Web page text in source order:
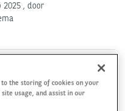
2025
, door
en
BNP Paribas
to the storing of cookies on your
usage, and assist in our